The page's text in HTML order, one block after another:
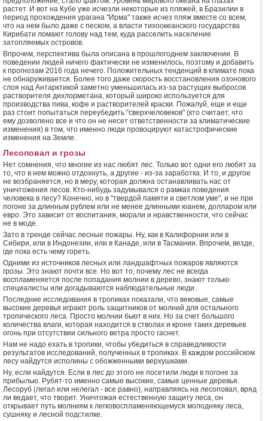
растет. И вот на Кубе уже исчезли некоторые из пляжей, в Бразилии в
период прохождения урагана "Ирма" также исчез пляж вместе со всем,
что на нем было даже с песком, а власти тихоокеанского государства
Кирибати ломают голову над тем, куда расселить население
затопляемых островов.
Впрочем, перспектива была описана в прошлогоднем заключении. В
поведении людей ничего фактически не изменилось, поэтому и добавить
к прогнозам 2016 года нечего. Положительных тенденций в климате пока
не обнаруживается. Более того даже скорость восстановления озонового
слоя над Антарктикой заметно уменьшилась из-за растущих выбросов
растворителя дихлорметана, который широко используется для
производства пива, кофе и растворителей краски. Пожалуй, еще и еще
раз стоит попытаться переубедить "сверхчеловеков" (кто считает, что
ему дозволено все и что он не несет ответственности за климатические
изменения) в том, что именно люди провоцируют катастрофические
изменения на Земле.
Лесоповал и грозы
Нет сомнения, что многие из нас любят лес. Только вот одни его любят за
то, что в нем можно отдохнуть, а другие - из-за заработка. И то, и другое
не возбраняется, но в меру, которая должна останавливать нас от
уничтожения лесов. Кто-нибудь задумывался о рамках поведения
человека в лесу? Конечно, но в "твердой памяти и светлом уме", и не при
погоне за длинным рублем или не менее длинными юанем, долларом или
евро. Это зависит от воспитания, морали и нравственности, что сейчас
не в моде.
Зато в тренде сейчас лесные пожары. Ну, как в Калифорнии или в
Сибири, или в Индонезии, или в Канаде, или в Тасмании. Впрочем, везде,
где пока есть чему гореть.
Одними из источников лесных или ландшафтных пожаров являются
грозы. Это знают почти все. Но вот то, почему лес не всегда
воспламеняется после попадания молнии в дерево, знают только
специалисты или догадываются наблюдательные люди.
Последние исследования в тропиках показали, что вековые, самые
высокие деревья играют роль защитников от молний для остального
тропического леса. Просто молнии бьют в них. Но за счет большого
количества влаги, которая находится в стволах и кроне таких деревьев
огонь при отсутствии сильного ветра просто гаснет.
Нам не надо ехать в тропики, чтобы убедиться в справедливости
результатов исследований, полученных в тропиках. В каждом российском
лесу найдутся исполины с обожженными верхушками.
Ну, если найдутся. Если в лес до этого не посетили люди в погоне за
прибылью. Рубят-то именно самые высокие, самые ценные деревья.
Лесоруб (легал или нелегал - все равно), направляясь на лесоповал, вряд
ли ведает, что творит. Уничтожая естественную защиту леса, он
открывает путь молниям к легковоспламеняющемуся молодняку леса,
сушняку и лесной подстилке.